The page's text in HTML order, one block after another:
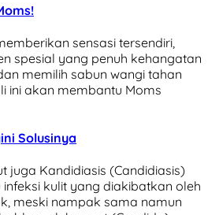
sensasi tersendiri,
spesial yang penuh kehangatan
memilih sabun wangi tahan
ini akan membantu Moms
Solusinya
juga Kandidiasis (Candidiasis)
kulit yang diakibatkan oleh
meski nampak sama namun